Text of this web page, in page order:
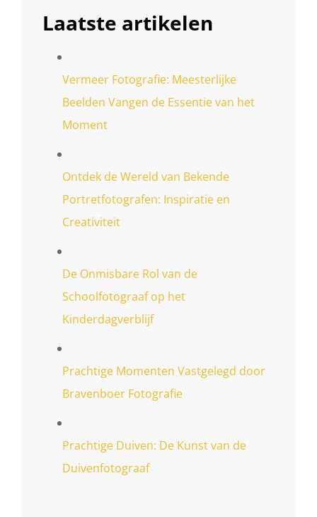
Laatste artikelen
Vermeer Fotografie: Meesterlijke
Beelden Vangen de Essentie van het
Moment
Ontdek de Wereld van Bekende
Portretfotografen: Inspiratie en
Creativiteit
De Onmisbare Rol van de
Schoolfotograaf op het
Kinderdagverblijf
Prachtige Momenten Vastgelegd door
Bravenboer Fotografie
Prachtige Duiven: De Kunst van de
Duivenfotograaf